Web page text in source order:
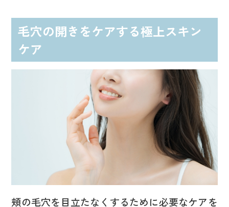
毛穴の開きをケアする極上スキン
ケア
頬の毛穴を目立たなくするために必要なケアを